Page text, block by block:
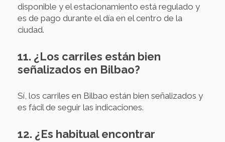
disponible y el estacionamiento está regulado y
es de pago durante el día en el centro de la
ciudad.
11. ¿Los carriles están bien
señalizados en Bilbao?
Sí, los carriles en Bilbao están bien señalizados y
es fácil de seguir las indicaciones.
12. ¿Es habitual encontrar